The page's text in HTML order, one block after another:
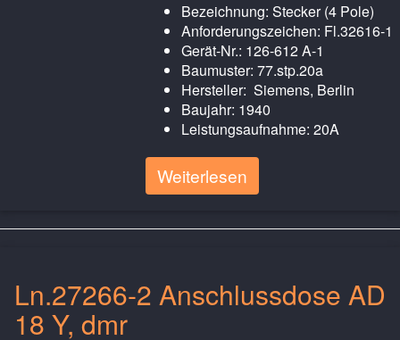
Bezeichnung: Stecker (4 Pole)
Anforderungszeichen: Fl.32616-1
Gerät-Nr.: 126-612 A-1
Baumuster: 77.stp.20a
Hersteller: Siemens, Berlin
Baujahr: 1940
Leistungsaufnahme: 20A
Weiterlesen
Ln.27266-2 Anschlussdose AD
18 Y, dmr